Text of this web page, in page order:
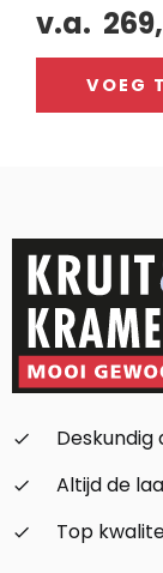
v.a.
VOEG
check_small
Deskundig
check_small
Altijd de
check_small
Top